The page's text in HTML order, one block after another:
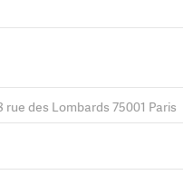
rue des Lombards 75001 Paris